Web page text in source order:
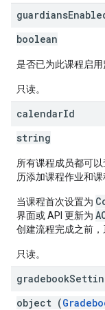
guardians
boolean
是否已为此课程启用
只读。
calendarId
string
所有课程成员都可
历添加课程作业和课
当课程首次设置为
界面或 API 更新为
创建流程完成之前，
只读。
gradebook
object (